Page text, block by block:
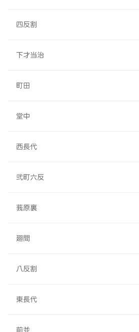
四反割
下才当治
町田
堂中
西長代
弐町六反
莪原裏
廻間
八反割
東長代